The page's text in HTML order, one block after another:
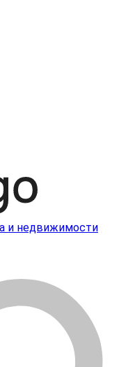
и недвижимости